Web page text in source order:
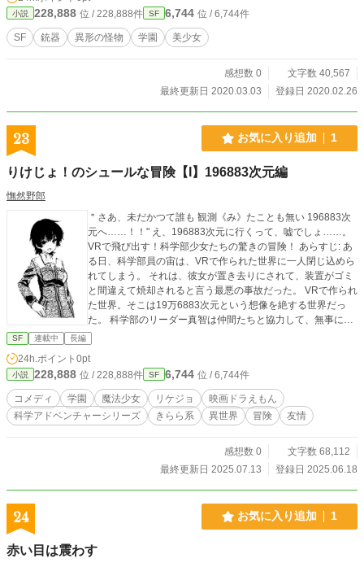
小説 228,888 位 / 228,888件 SF 6,744 位 / 6,744件
SF 銃器 異形の怪物 学園 美少女
感想数 0
文字数 40,567
最終更新日 2020.03.03
登録日 2020.02.26
23 お気に入り追加 1
りけじょ！のシュールな冒険【I】196883次元編
憮然野郎
＂さあ、未だかつて誰も 観測《み》たことも無い 196883次
元へ……！！" え、196883次元に行くって、嘘でしょ……。
VRで飛び出す！科学部少女たちの驚きの冒険！ あらすじ: あ
る日、科学部員の宙は、VRで作られた世界に一人閉じ込めら
れてしまう。 それは、彼女が置き去りにされて、装置がゴミ
と間違えて焼却されると言う最悪の事故だった。 VRで作られ
た世界。そこは19万6883次元という想像を絶する世界だっ
た。 科学部のリーダー真智は仲間たちと協力して、無事に宙
を助け出すことができるのか！ ※序盤の山場までは公開済で
す。 以降は毎日朝８時更新予定です。 完結まで予約投稿済で
す。 主な登場人物 •真智 好奇心旺盛なリケジョ中学生。 •四葉
元々真智とは科学部で一緒だったが、 クラス替えで真智と同
じクラスになった。 •宙《そら》 中性的イケメン女子。 •谷先
生 ※自称うち 関西弁のつもり 本名 谷 恵美 真智達のクラス担
任で科学部の顧問。 いい加減でズボラな性格。 •愛理栖《ア
「ねぇ、お母さんもいないの？」 （お母さんは専業主婦だか
ら、 この時間は必ず家にいるはずなのに……） 「お父さ
を開けて部屋の中の様子はわかる……。 でも、入ると、そこ
SF 連載中 長編
24h.ポイント 0pt
小説 228,888 位 / 228,888件 SF 6,744 位 / 6,744件
コメディ 学園 魔法少女 リケジョ
映画ドラえもん
科学アドベンチャーシリーズ
きらら系 異世界 冒険 友情
感想数 0
文字数 68,112
最終更新日 2025.07.13
登録日 2025.06.18
24 お気に入り追加 1
赤い目は震わす